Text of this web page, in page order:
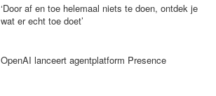
‘Door af en toe helemaal niets te doen, ontdek je
wat er echt toe doet’
OpenAI lanceert agentplatform Presence